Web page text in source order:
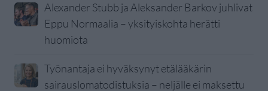
Alexander Stubb ja Aleksander Barkov juhlivat
Eppu Normaalia – yksityiskohta herätti
huomiota
Työnantaja ei hyväksynyt etälääkärin
sairauslomatodistuksia – neljälle ei maksettu